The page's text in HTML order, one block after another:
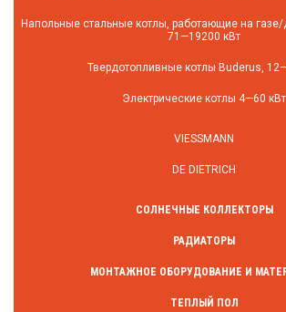
Напольные стальные котлы, работающие на
71—19200 кВт
Твердотопливные котлы Buderus,
Электрические котлы 4—60 кВт
VIESSMANN
DE DIETRICH
СОЛНЕЧНЫЕ КОЛЛЕКТОРЫ
РАДИАТОРЫ
МОНТАЖНОЕ ОБОРУДОВАНИЕ И
ТЕПЛЫЙ ПОЛ